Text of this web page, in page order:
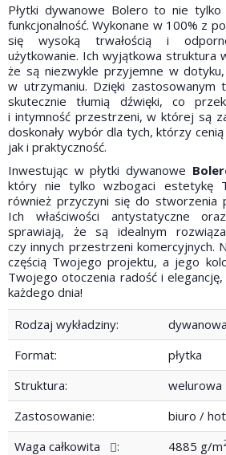
Płytki dywanowe Bolero to nie
funkcjonalność. Wykonane w 100% z
się wysoką trwałością i
użytkowanie. Ich wyjątkowa struktura
że są niezwykle przyjemne w
w utrzymaniu. Dzięki zastosowanym
skutecznie tłumią dźwięki, co
i intymność przestrzeni, w której są
doskonały wybór dla tych, którzy
jak i praktyczność.
Inwestując w płytki dywanowe
który nie tylko wzbogaci estetykę
również przyczyni się do stworzenia
Ich właściwości antystatyczne
sprawiają, że są idealnym
czy innych przestrzeni komercyjnych.
częścią Twojego projektu, a jego
Twojego otoczenia radość i
każdego dnia!
Rodzaj wykładziny:
dywanowa
Format:
płytka
Struktura:
welurowa
Zastosowanie:
biuro /
Waga całkowita
: 4885 g/m